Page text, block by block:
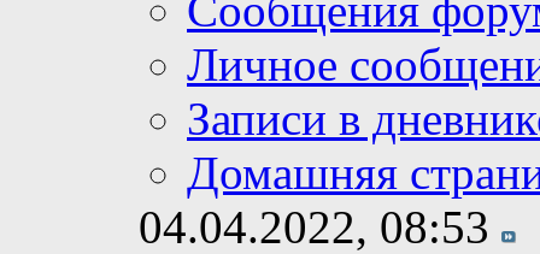
Личное
Записи в
Домашняя
04.04.2022, 08:53